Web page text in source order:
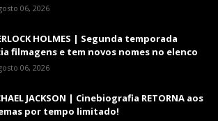
06, 2026
HOLMES | Segunda temporada
filmagens e tem novos nomes no elenco
06, 2026
JACKSON | Cinebiografia RETORNA aos
por tempo limitado!